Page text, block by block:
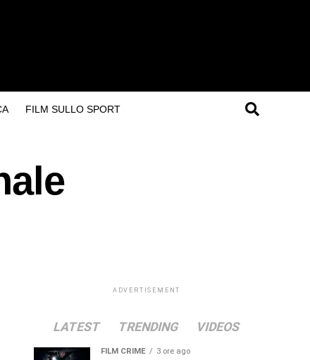
FILM SULLO SPORT
ADVERTISEMENT
LATEST TRENDING VIDEOS
FILM CRIME 3 ore ago